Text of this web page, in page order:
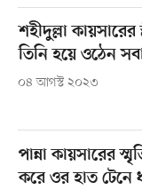
শহীদুল্লা কায়সারের
তিনি হয়ে ওঠেন
০৪ আগস্ট ২০২৩
পান্না কায়সারের
করে ওর হাত টেনে